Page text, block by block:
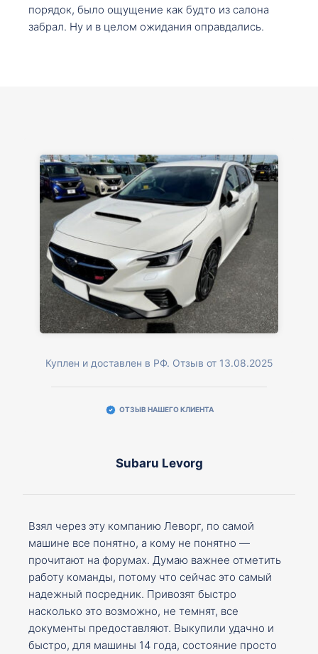
порядок, было ощущение как будто из салона
забрал. Ну и в целом ожидания оправдались.
Куплен и доставлен в РФ. Отзыв от 13.08.2025
ОТЗЫВ НАШЕГО КЛИЕНТА
Subaru Levorg
Взял через эту компанию Леворг, по самой
машине все понятно, а кому не понятно —
прочитают на форумах. Думаю важнее отметить
работу команды, потому что сейчас это самый
надежный посредник. Привозят быстро
насколько это возможно, не темнят, все
документы предоставляют. Выкупили удачно и
быстро, для машины 14 года, состояние просто